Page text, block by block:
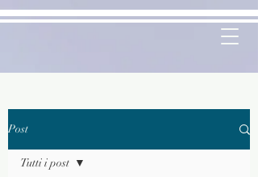
Post
Tutti i post